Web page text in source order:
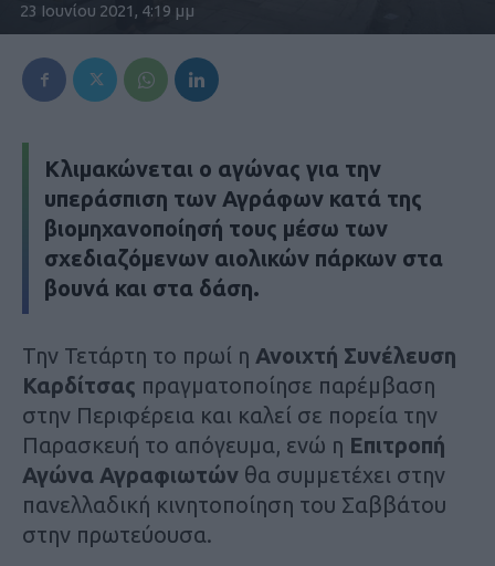
23 Ιουνίου 2021, 4:19 μμ
Κλιμακώνεται ο αγώνας για την
υπεράσπιση των Αγράφων κατά της
βιομηχανοποίησή τους μέσω των
σχεδιαζόμενων αιολικών πάρκων στα
βουνά και στα δάση.
Την Τετάρτη το πρωί η Ανοιχτή Συνέλευση
Καρδίτσας πραγματοποίησε παρέμβαση
στην Περιφέρεια και καλεί σε πορεία την
Παρασκευή το απόγευμα, ενώ η Επιτροπή
Αγώνα Αγραφιωτών θα συμμετέχει στην
πανελλαδική κινητοποίηση του Σαββάτου
στην πρωτεύουσα.